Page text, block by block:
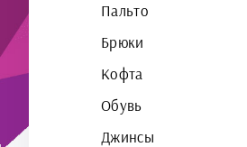
Пальто
Брюки
Кофта
Обувь
Джинсы